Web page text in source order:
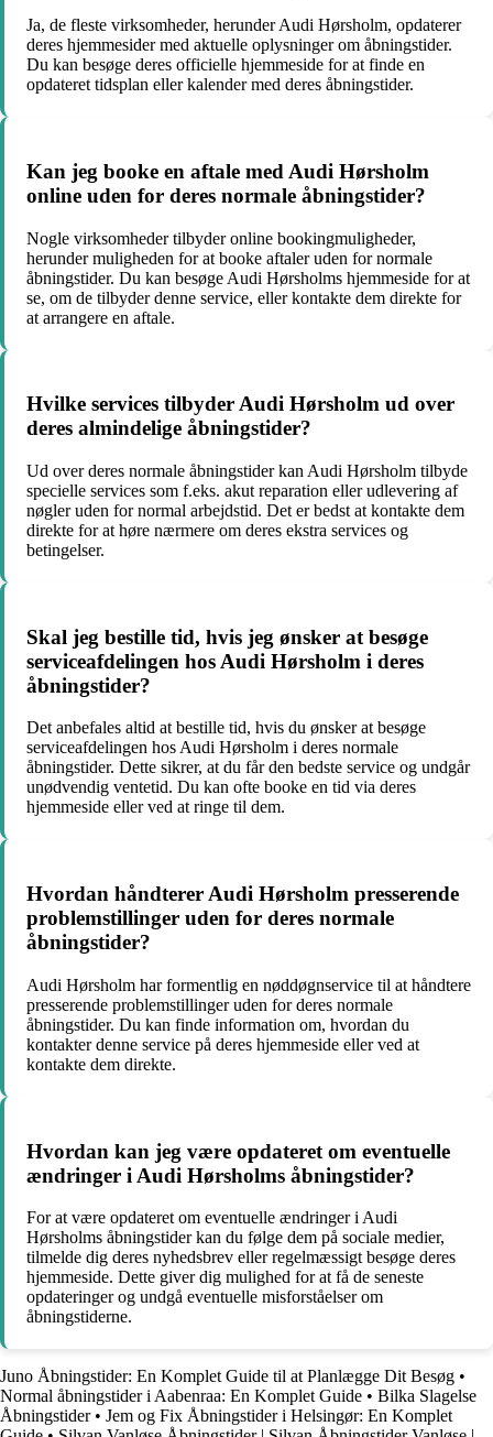
Ja, de fleste virksomheder, herunder Audi Hørsholm, opdaterer
deres hjemmesider med aktuelle oplysninger om åbningstider.
Du kan besøge deres officielle hjemmeside for at finde en
opdateret tidsplan eller kalender med deres åbningstider.
Kan jeg booke en aftale med Audi Hørsholm
online uden for deres normale åbningstider?
Nogle virksomheder tilbyder online bookingmuligheder,
herunder muligheden for at booke aftaler uden for normale
åbningstider. Du kan besøge Audi Hørsholms hjemmeside for at
se, om de tilbyder denne service, eller kontakte dem direkte for
at arrangere en aftale.
Hvilke services tilbyder Audi Hørsholm ud over
deres almindelige åbningstider?
Ud over deres normale åbningstider kan Audi Hørsholm tilbyde
specielle services som f.eks. akut reparation eller udlevering af
nøgler uden for normal arbejdstid. Det er bedst at kontakte dem
direkte for at høre nærmere om deres ekstra services og
betingelser.
Skal jeg bestille tid, hvis jeg ønsker at besøge
serviceafdelingen hos Audi Hørsholm i deres
åbningstider?
Det anbefales altid at bestille tid, hvis du ønsker at besøge
serviceafdelingen hos Audi Hørsholm i deres normale
åbningstider. Dette sikrer, at du får den bedste service og undgår
unødvendig ventetid. Du kan ofte booke en tid via deres
hjemmeside eller ved at ringe til dem.
Hvordan håndterer Audi Hørsholm presserende
problemstillinger uden for deres normale
åbningstider?
Audi Hørsholm har formentlig en nøddøgnservice til at håndtere
presserende problemstillinger uden for deres normale
åbningstider. Du kan finde information om, hvordan du
kontakter denne service på deres hjemmeside eller ved at
kontakte dem direkte.
Hvordan kan jeg være opdateret om eventuelle
ændringer i Audi Hørsholms åbningstider?
For at være opdateret om eventuelle ændringer i Audi
Hørsholms åbningstider kan du følge dem på sociale medier,
tilmelde dig deres nyhedsbrev eller regelmæssigt besøge deres
hjemmeside. Dette giver dig mulighed for at få de seneste
opdateringer og undgå eventuelle misforståelser om
åbningstiderne.
Juno Åbningstider: En Komplet Guide til at Planlægge Dit Besøg •
Normal åbningstider i Aabenraa: En Komplet Guide • Bilka Slagelse
Åbningstider• Jem og Fix Åbningstider i Helsingør: En Komplet